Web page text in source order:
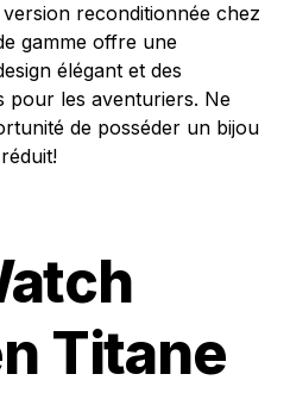
reconditionnée chez
gamme offre une
élégant et des
pour les aventuriers. Ne
de posséder un bijou
Titane